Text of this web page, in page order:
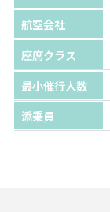
航空会社
座席クラス
最小催行人数
添乗員